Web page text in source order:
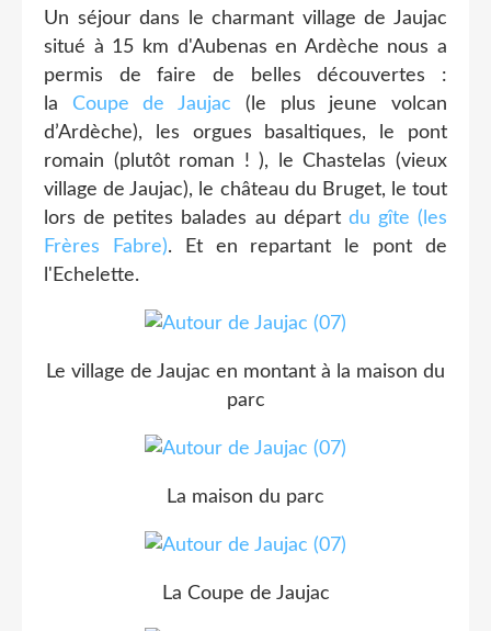
Un séjour dans le charmant village de Jaujac
situé à 15 km d'Aubenas en Ardèche nous a
permis de faire de belles découvertes :
la Coupe de Jaujac (le plus jeune volcan
d’Ardèche), les orgues basaltiques, le pont
romain (plutôt roman ! ), le Chastelas (vieux
village de Jaujac), le château du Bruget, le tout
lors de petites balades au départ du gîte (les
Frères Fabre). Et en repartant le pont de
l'Echelette.
Le village de Jaujac en montant à la maison du
parc
La maison du parc
La Coupe de Jaujac